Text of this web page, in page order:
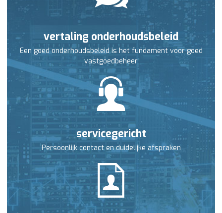
vertaling onderhoudsbeleid
Een goed onderhoudsbeleid is het fundament voor goed
vastgoedbeheer
servicegericht
Persoonlijk contact en duidelijke afspraken